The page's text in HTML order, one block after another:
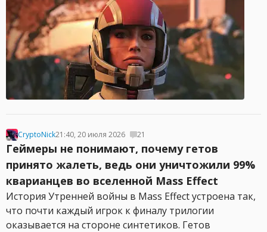
CryptoNick21:40, 20 июля 2026 21
Геймеры не понимают, почему гетов
принято жалеть, ведь они уничтожили 99%
кварианцев во вселенной Mass Effect
История Утренней войны в Mass Effect устроена так,
что почти каждый игрок к финалу трилогии
оказывается на стороне синтетиков. Гетов